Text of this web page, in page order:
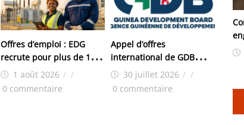
Offres d’emploi : EDG
recrute pour plus de 150
postes1 août 2026 / /
0 commentaire
Appel d’offres
international de GDB
pour les travaux
d’aménagement de la
30 juillet 2026 / /
0 commentaire